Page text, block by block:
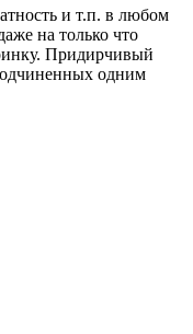
и т.п. в любом
на только что
Придирчивый
одним